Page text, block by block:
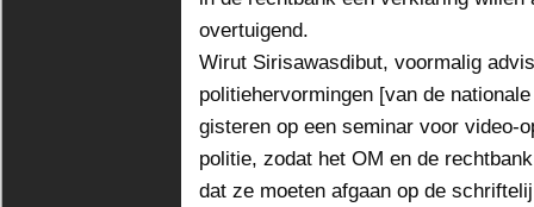
overtuigend.
Wirut Sirisawasdibut, voormalig
politiehervormingen [van de
gisteren op een seminar voor video-
politie, zodat het OM en de
dat ze moeten afgaan op de